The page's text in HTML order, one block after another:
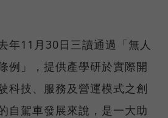
年11月30日三讀通過「無人
例」，提供產學研於實際開
科技、服務及營運模式之創
自駕車發展來說，是一大助